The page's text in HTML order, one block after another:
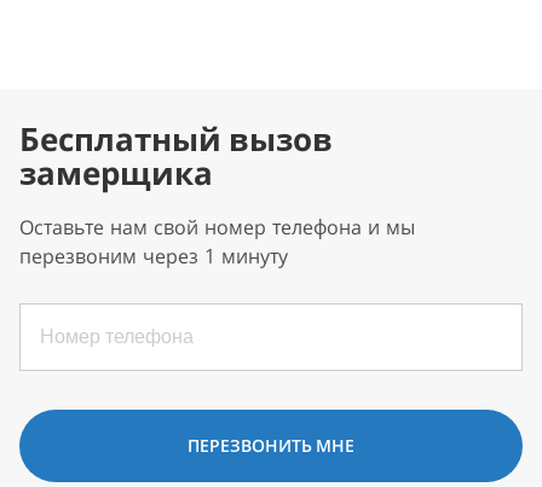
Бесплатный вызов
замерщика
Оставьте нам свой номер телефона и мы
перезвоним через 1 минуту
ПЕРЕЗВОНИТЬ МНЕ